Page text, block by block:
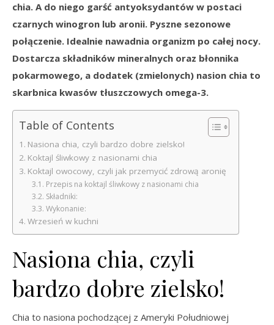
chia. A do niego garść antyoksydantów w postaci
czarnych winogron lub aronii. Pyszne sezonowe
połączenie. Idealnie nawadnia organizm po całej nocy.
Dostarcza składników mineralnych oraz błonnika
pokarmowego, a dodatek (zmielonych) nasion chia to
skarbnica kwasów tłuszczowych omega-3.
Table of Contents
Nasiona chia, czyli bardzo dobre zielsko!
Koktajl śliwkowy z nasionami chia
Koktajl owocowy, czyli jak przemycić zdrową aronię
Przepis na koktajl śliwkowy z nasionami chia
Składniki:
Wykonanie:
Wrzesień w kuchni
Nasiona chia, czyli
bardzo dobre zielsko!
Chia to nasiona pochodzącej z Ameryki Południowej